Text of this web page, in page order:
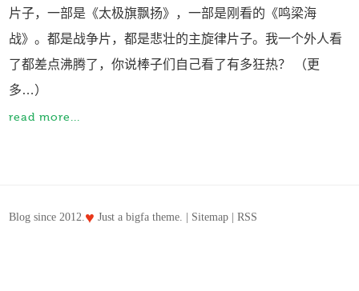
片子，一部是《太极旗飘扬》，一部是刚看的《鸣梁海
战》。都是战争片，都是悲壮的主旋律片子。我一个外人看
了都差点沸腾了，你说棒子们自己看了有多狂热？ （更
多…）
read more...
Blog since 2012.♥ Just abigfa theme. | Sitemap |RSS